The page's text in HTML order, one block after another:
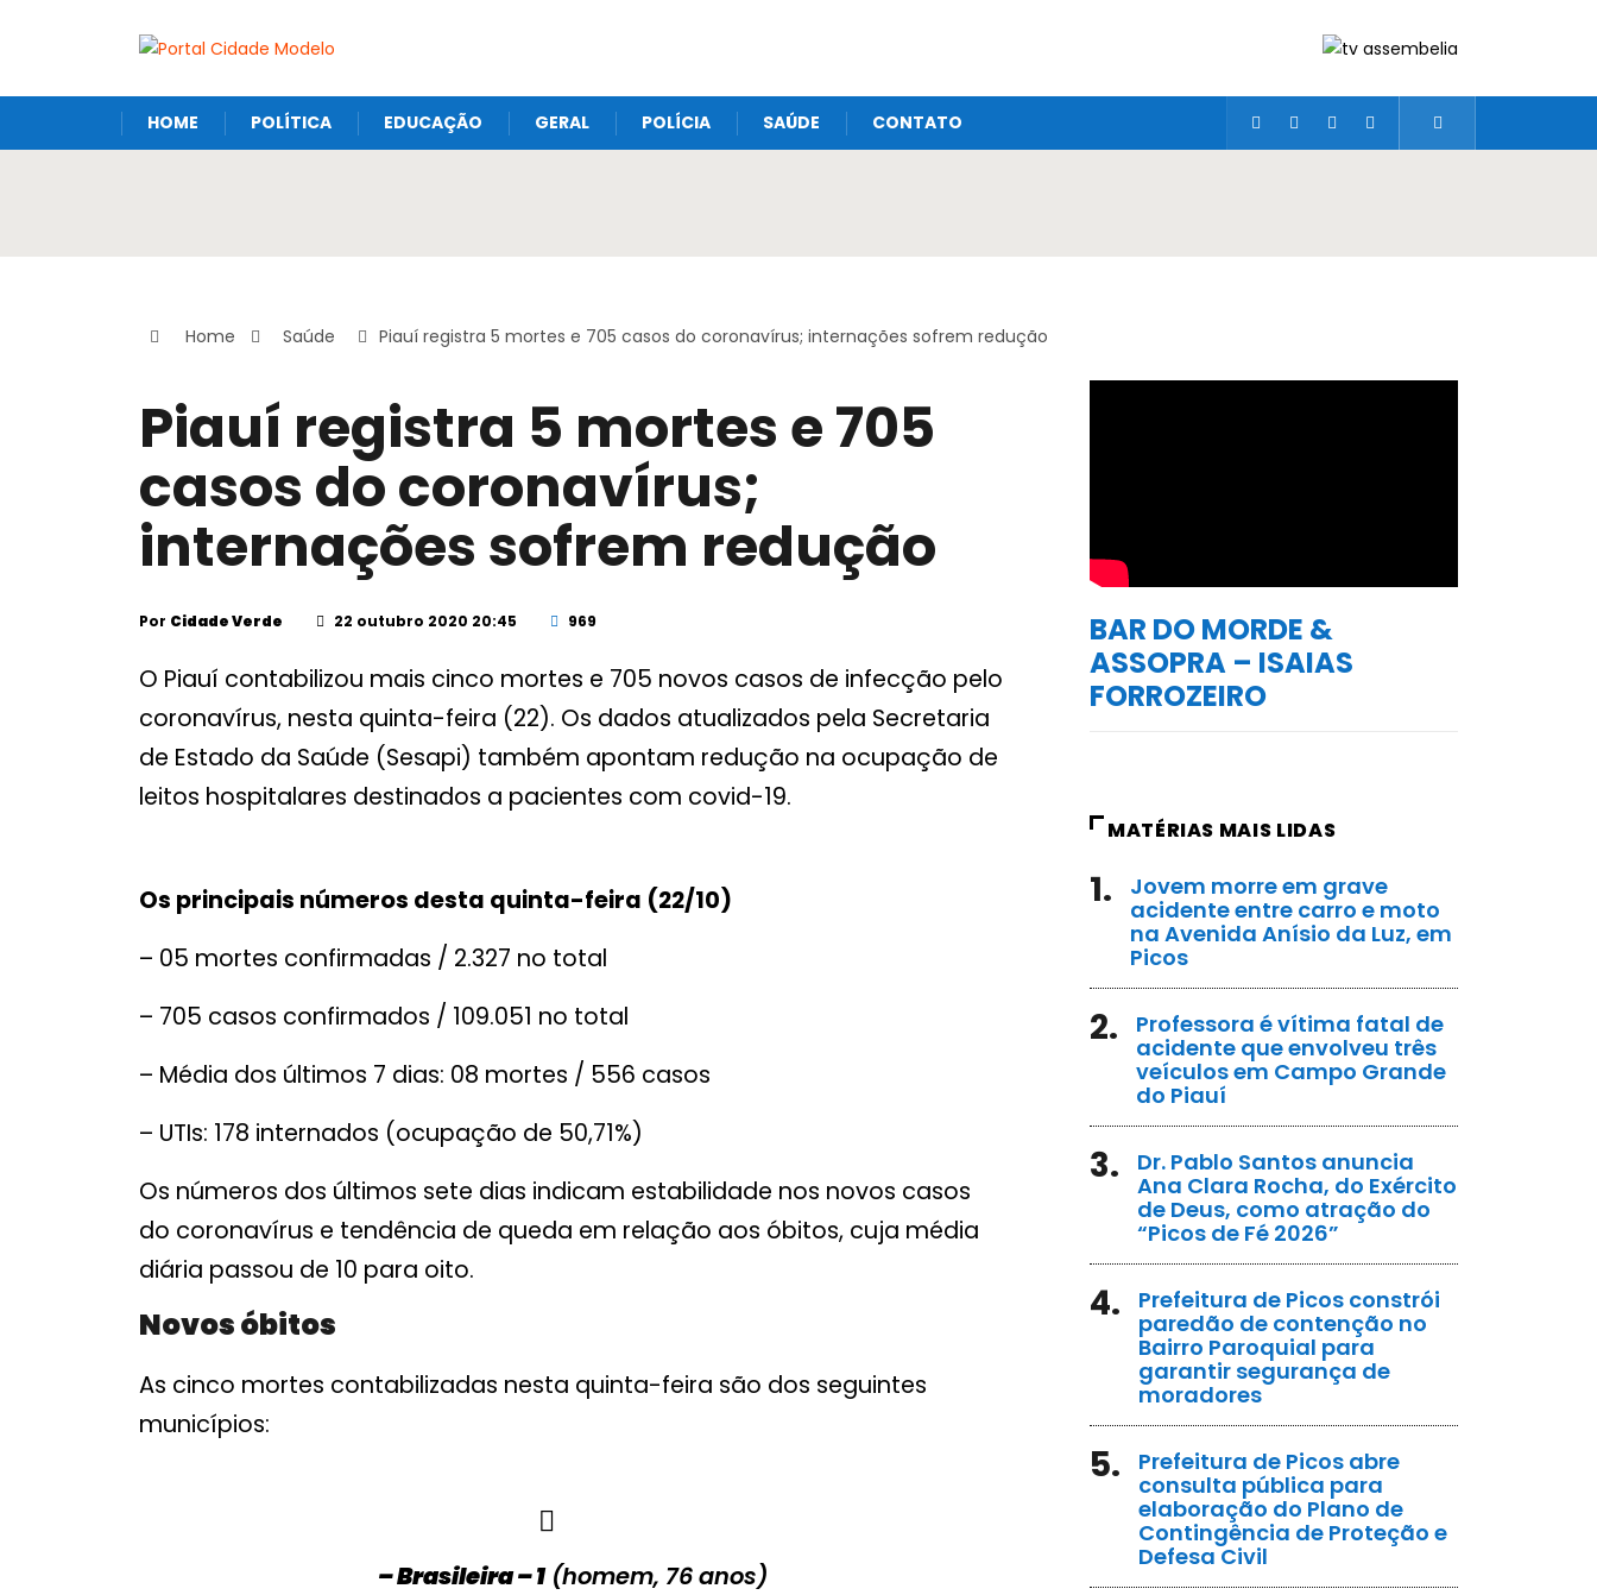
HOME POLÍTICA EDUCAÇÃO GERAL POLÍCIA SAÚDE CONTATO
Home Saúde Piauí registra 5 mortes e 705 casos do coronavírus; internações sofrem redução
Piauí registra 5 mortes e 705
casos do coronavírus;
internações sofrem redução
Por Cidade Verde 22 outubro 2020 20:45 969
O Piauí contabilizou mais cinco mortes e 705 novos casos de infecção pelo
coronavírus, nesta quinta-feira (22). Os dados atualizados pela Secretaria
de Estado da Saúde (Sesapi) também apontam redução na ocupação de
leitos hospitalares destinados a pacientes com covid-19.
Os principais números desta quinta-feira (22/10)
– 05 mortes confirmadas / 2.327 no total
– 705 casos confirmados / 109.051 no total
– Média dos últimos 7 dias: 08 mortes / 556 casos
– UTIs: 178 internados (ocupação de 50,71%)
Os números dos últimos sete dias indicam estabilidade nos novos casos
do coronavírus e tendência de queda em relação aos óbitos, cuja média
diária passou de 10 para oito.
Novos óbitos
As cinco mortes contabilizadas nesta quinta-feira são dos seguintes
municípios:
– Brasileira – 1(homem, 76 anos)
BAR DO MORDE &
ASSOPRA – ISAIAS
FORROZEIRO
MATÉRIAS MAIS LIDAS
1.
Jovem morre em grave
acidente entre carro e moto
na Avenida Anísio da Luz, em
Picos
2.
Professora é vítima fatal de
acidente que envolveu três
veículos em Campo Grande
do Piauí
3.
Dr. Pablo Santos anuncia
Ana Clara Rocha, do Exército
de Deus, como atração do
“Picos de Fé 2026”
4.
Prefeitura de Picos constrói
paredão de contenção no
Bairro Paroquial para
garantir segurança de
moradores
5.
Prefeitura de Picos abre
consulta pública para
elaboração do Plano de
Contingência de Proteção e
Defesa Civil